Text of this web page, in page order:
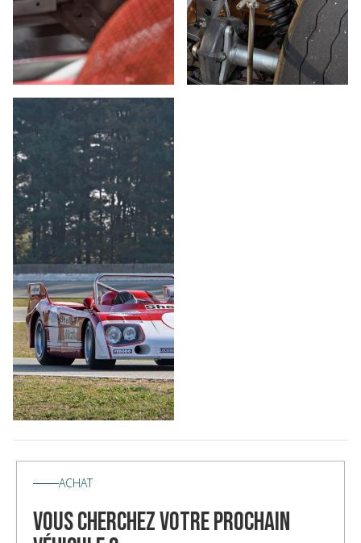
ACHAT
vous cherchez votre prochain